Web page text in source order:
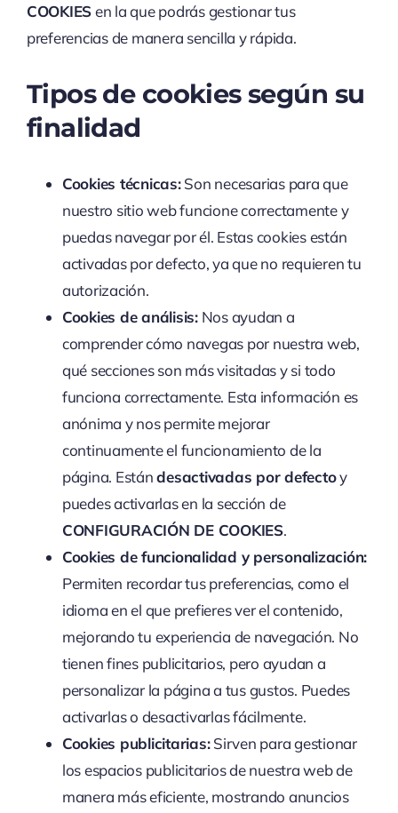
COOKIESen la que podrás gestionar tus
preferencias de manera sencilla y rápida.
Tipos de cookies según su
finalidad
Cookies técnicas:Son necesarias para que
nuestro sitio web funcione correctamente y
puedas navegar por él. Estas cookies están
activadas por defecto, ya que no requieren tu
autorización.
Cookies de análisis:Nos ayudan a
comprender cómo navegas por nuestra web,
qué secciones son más visitadas y si todo
funciona correctamente. Esta información es
anónima y nos permite mejorar
continuamente el funcionamiento de la
página. Estándesactivadas por defectoy
puedes activarlas en la sección de
CONFIGURACIÓN DE COOKIES.
Cookies de funcionalidad y personalización:
Permiten recordar tus preferencias, como el
idioma en el que prefieres ver el contenido,
mejorando tu experiencia de navegación. No
tienen fines publicitarios, pero ayudan a
personalizar la página a tus gustos. Puedes
activarlas o desactivarlas fácilmente.
Cookies publicitarias:Sirven para gestionar
los espacios publicitarios de nuestra web de
manera más eficiente, mostrando anuncios